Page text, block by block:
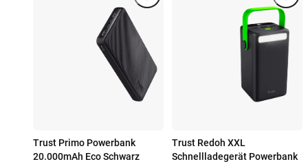
Trust Primo Powerbank
20.000mAh Eco Schwarz
Trust Redoh XXL
Schnellladegerät Powerbank